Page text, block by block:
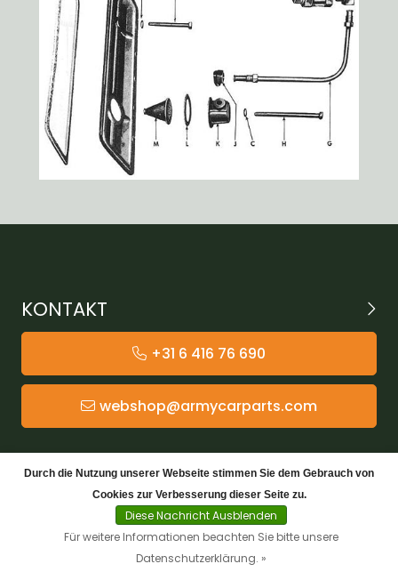
KONTAKT
+31 6 416 76 690
webshop@armycarparts.com
KATEGORIEN
KUNDENDIENST
Durch die Nutzung unserer Webseite stimmen Sie dem Gebrauch von
Cookies zur Verbesserung dieser Seite zu.
Diese Nachricht Ausblenden
Für weitere Informationen beachten Sie bitte unsere
Datenschutzerklärung. »